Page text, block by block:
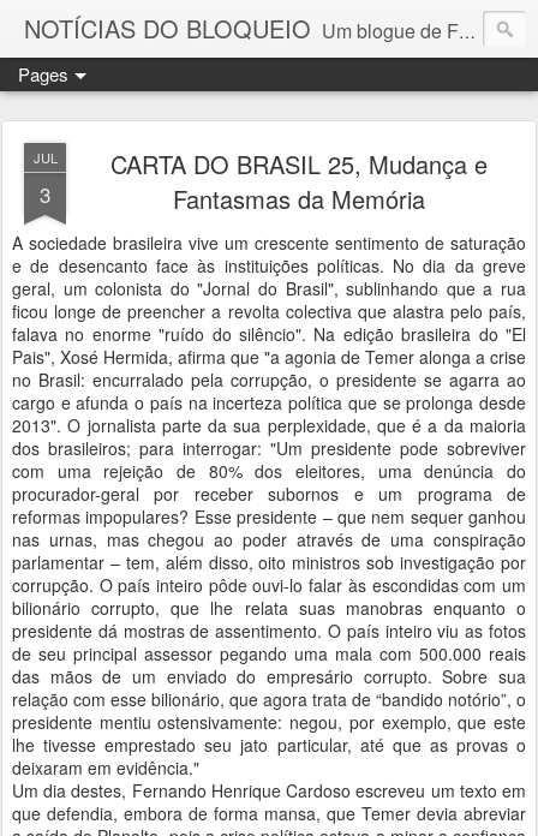
NOTÍCIAS DO BLOQUEIO Um blogue de Fernando Paulouro Neves
Pages
JUL
3
CARTA DO BRASIL 25, Mudança e
Fantasmas da Memória
A sociedade brasileira vive um crescente sentimento de saturação
e de desencanto face às instituições políticas. No dia da greve
geral, um colonista do "Jornal do Brasil", sublinhando que a rua
ficou longe de preencher a revolta colectiva que alastra pelo país,
falava no enorme "ruído do silêncio". Na edição brasileira do "El
Pais", Xosé Hermida, afirma que "a agonia de Temer alonga a crise
no Brasil: encurralado pela corrupção, o presidente se agarra ao
cargo e afunda o país na incerteza política que se prolonga desde
2013". O jornalista parte da sua perplexidade, que é a da maioria
dos brasileiros; para interrogar: "Um presidente pode sobreviver
com uma rejeição de 80% dos eleitores, uma denúncia do
procurador-geral por receber subornos e um programa de
reformas impopulares? Esse presidente – que nem sequer ganhou
nas urnas, mas chegou ao poder através de uma conspiração
parlamentar – tem, além disso, oito ministros sob investigação por
corrupção. O país inteiro pôde ouvi-lo falar às escondidas com um
bilionário corrupto, que lhe relata suas manobras enquanto o
presidente dá mostras de assentimento. O país inteiro viu as fotos
de seu principal assessor pegando uma mala com 500.000 reais
das mãos de um enviado do empresário corrupto. Sobre sua
relação com esse bilionário, que agora trata de “bandido notório”, o
presidente mentiu ostensivamente: negou, por exemplo, que este
lhe tivesse emprestado seu jato particular, até que as provas o
deixaram em evidência."
Um dia destes, Fernando Henrique Cardoso escreveu um texto em
que defendia, embora de forma mansa, que Temer devia abreviar